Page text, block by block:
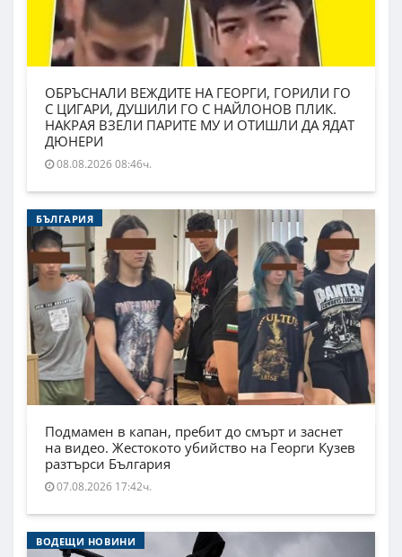
ОБРЪСНАЛИ ВЕЖДИТЕ НА ГЕОРГИ, ГОРИЛИ ГО
С ЦИГАРИ, ДУШИЛИ ГО С НАЙЛОНОВ ПЛИК.
НАКРАЯ ВЗЕЛИ ПАРИТЕ МУ И ОТИШЛИ ДА ЯДАТ
ДЮНЕРИ
08.08.2026 08:46ч.
БЪЛГАРИЯ
Подмамен в капан, пребит до смърт и заснет
на видео. Жестокото убийство на Георги Кузев
разтърси България
07.08.2026 17:42ч.
ВОДЕЩИ НОВИНИ